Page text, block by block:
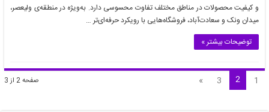
و کیفیت محصولات در مناطق مختلف تفاوت محسوسی دارد. به‌ویژه در منطقه‌ی ولیعصر،
میدان ونک و سعادت‌آباد، فروشگاه‌هایی با رویکرد حرفه‌ای‌تر …
توضیحات بیشتر »
صفحه 2 از 3 1
2
3
»